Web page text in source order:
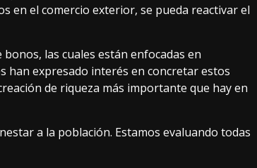
en el comercio exterior, se pueda reactivar el
las cuales están enfocadas en
han expresado interés en concretar estos
de riqueza más importante que hay en
a la población. Estamos evaluando todas